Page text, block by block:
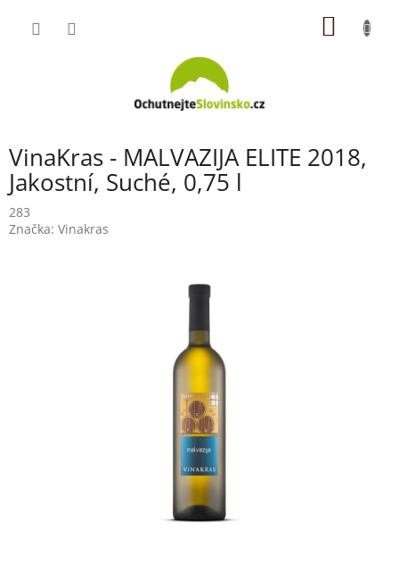
VinaKras - MALVAZIJA ELITE 2018,
Jakostní, Suché, 0,75 l
283
Značka: Vinakras